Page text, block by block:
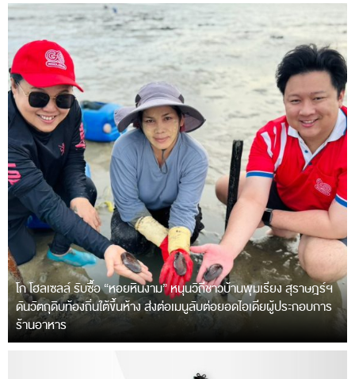
โก โฮลเซลล์ รับซื้อ “หอยหินงาม” หนุนวิถีชาวบ้านพุมเรียง สุราษฎร์ฯ
ดันวัตถุดิบท้องถิ่นใต้ขึ้นห้าง ส่งต่อเมนูลับต่อยอดไอเดียผู้ประกอบการ
ร้านอาหาร